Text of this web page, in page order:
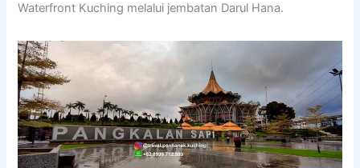
Waterfront Kuching melalui jembatan Darul Hana.